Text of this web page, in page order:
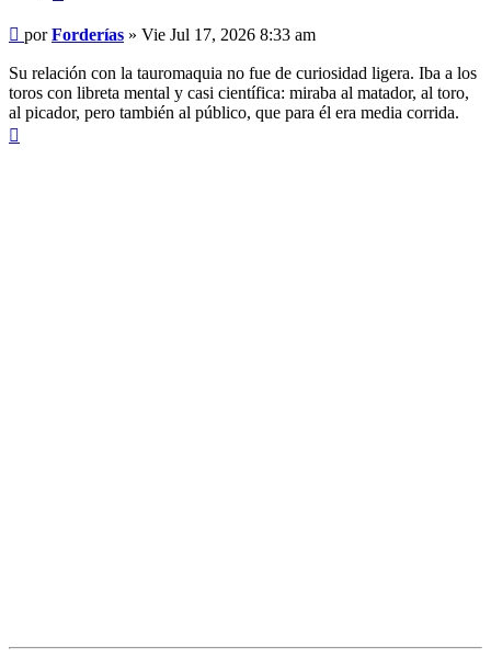
Mensaje
porForderías » Vie Jul 17, 2026 8:33 am
Su relación con la tauromaquia no fue de curiosidad ligera. Iba a los
toros con libreta mental y casi científica: miraba al matador, al toro,
al picador, pero también al público, que para él era media corrida.